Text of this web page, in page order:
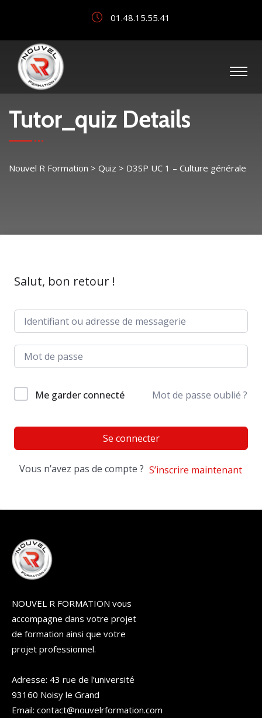
01.48.15.55.41
Tutor_quiz Details
Nouvel R Formation > Quiz > D3SP UC 1 – Culture générale
Salut, bon retour !
Me garder connecté Mot de passe oublié ?
Se connecter
Vous n’avez pas de compte ? S’inscrire maintenant
NOUVEL R FORMATION vous
accompagne dans votre projet
de formation ainsi que votre
projet professionnel.
Adresse: 43 rue de l’université
93160 Noisy le Grand
Email: contact@nouvelrformation.com